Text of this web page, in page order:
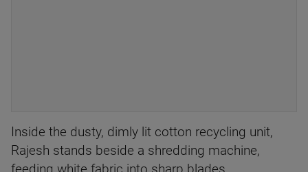
Inside the dusty, dimly lit cotton recycling unit,
Rajesh stands beside a shredding machine,